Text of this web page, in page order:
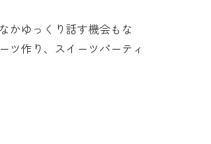
かゆっくり話す機会もな
ツ作り、スイーツパーティ